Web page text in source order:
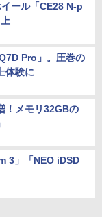
ール「CE28 N-p
Pro」。圧巻の
体験に
！メモリ32GBの
3」「NEO iDSD